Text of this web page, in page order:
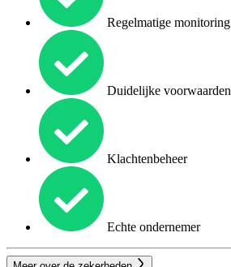
Regelmatige monitoring
Duidelijke voorwaarden
Klachtenbeheer
Echte ondernemer